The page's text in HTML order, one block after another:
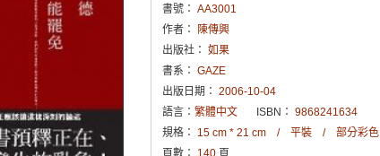
書號： AA3001
作者：
陳傳興
出版社： 如果
書系： GAZE
出版日期： 2006-10-04
語言： 繁體中文 ISBN： 9868241634
規格： 15 cm * 21 cm / 平裝 / 部分彩色
頁數： 140 頁